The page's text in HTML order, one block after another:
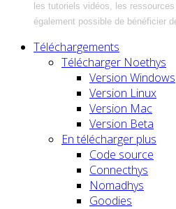
les tutoriels vidéos, les
également possible de bénéficier
Téléchargements
Télécharger Noethys
Version Windows
Version Linux
Version Mac
Version Beta
En télécharger plus
Code source
Connecthys
Nomadhys
Goodies